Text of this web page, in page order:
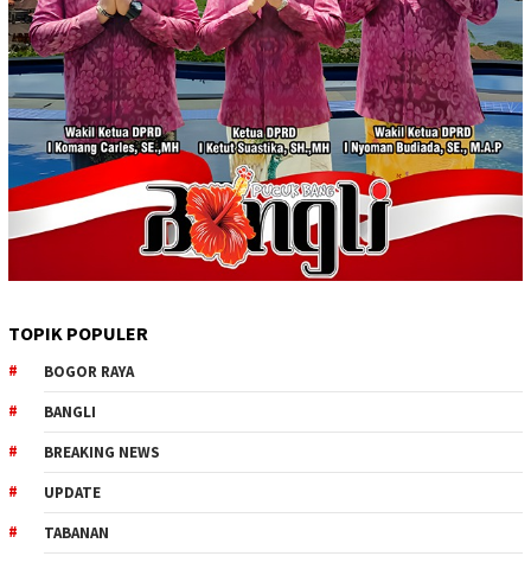
TOPIK POPULER
BOGOR RAYA
BANGLI
BREAKING NEWS
UPDATE
TABANAN